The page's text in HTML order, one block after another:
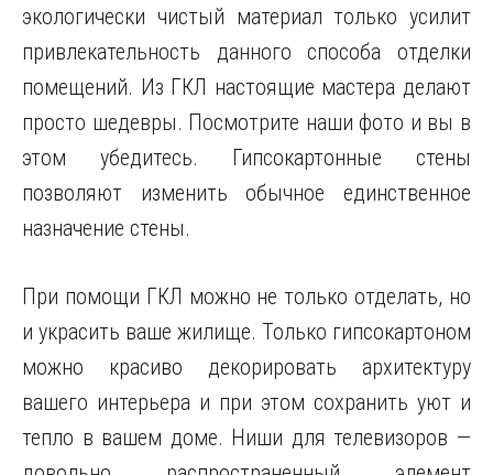
экологически чистый материал только усилит
привлекательность данного способа отделки
помещений. Из ГКЛ настоящие мастера делают
просто шедевры. Посмотрите наши фото и вы в
этом убедитесь. Гипсокартонные стены
позволяют изменить обычное единственное
назначение стены.
При помощи ГКЛ можно не только отделать, но
и украсить ваше жилище. Только гипсокартоном
можно красиво декорировать архитектуру
вашего интерьера и при этом сохранить уют и
тепло в вашем доме. Ниши для телевизоров —